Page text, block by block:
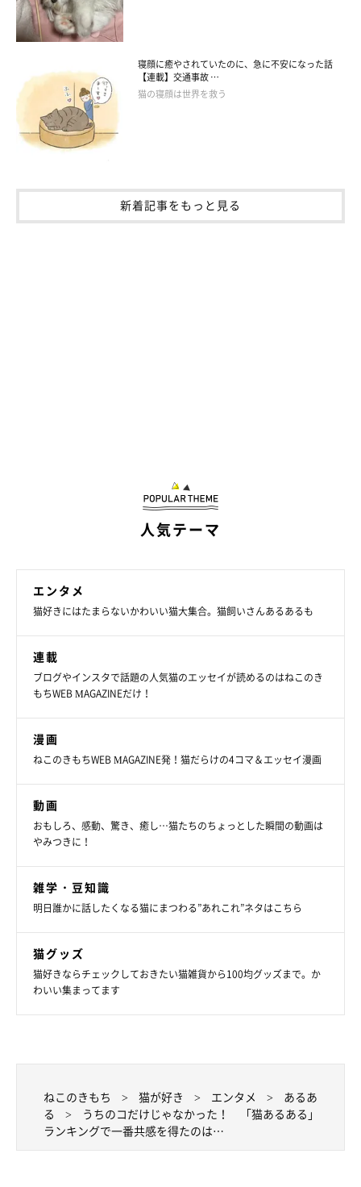
『ねこのきもちWEB MAGAZINEアンケート vol.43』
されたものです。
※記事と写真に関連性はありませんので予めご了承ください。
寝顔に癒やされていたのに、急に不安になった話
【連載】交通事故 …
猫の寝顔は世界を救う
新着記事をもっと見る
人気テーマ
エンタメ
猫好きにはたまらないかわいい猫大集合。猫飼いさんあるあるも
連載
ブログやインスタで話題の人気猫のエッセイが読めるのはねこのき
もちWEB MAGAZINEだけ！
漫画
ねこのきもちWEB MAGAZINE発！猫だらけの4コマ＆エッセイ漫画
動画
おもしろ、感動、驚き、癒し…猫たちのちょっとした瞬間の動画は
やみつきに！
雑学・豆知識
明日誰かに話したくなる猫にまつわる”あれこれ”ネタはこちら
猫グッズ
猫好きならチェックしておきたい猫雑貨から100均グッズまで。か
わいい集まってます
ねこのきもち 猫が好き エンタメ
あるあ
る
うちのコだけじゃなかった！ 「猫あるある」
ランキングで一番共感を得たのは…